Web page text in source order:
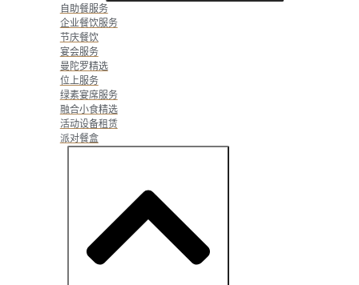
自助餐服务
企业餐饮服务
节庆餐饮
宴会服务
曼陀罗精选
位上服务
绿素宴席服务
融合小食精选
活动设备租赁
派对餐盒